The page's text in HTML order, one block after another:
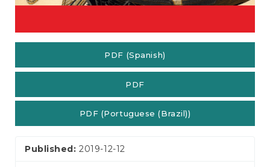
PDF (Spanish)
PDF
PDF (Portuguese (Brazil))
Published:2019-12-12